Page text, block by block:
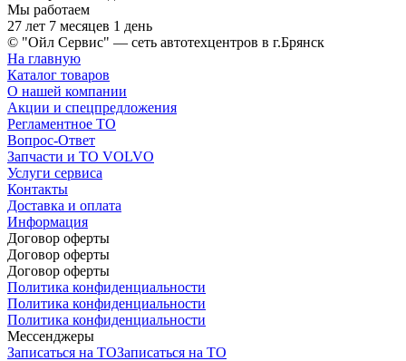
Мы работаем
27 лет 7 месяцев 1 день
© "Ойл Сервис" — сеть автотехцентров в г.Брянск
На главную
Каталог товаров
О нашей компании
Акции и спецпредложения
Регламентное ТО
Вопрос-Ответ
Запчасти и ТО VOLVO
Услуги сервиса
Контакты
Доставка и оплата
Информация
Договор оферты
Договор оферты
Договор оферты
Политика конфиденциальности
Политика конфиденциальности
Политика конфиденциальности
Мессенджеры
Записаться на ТОЗаписаться на ТО